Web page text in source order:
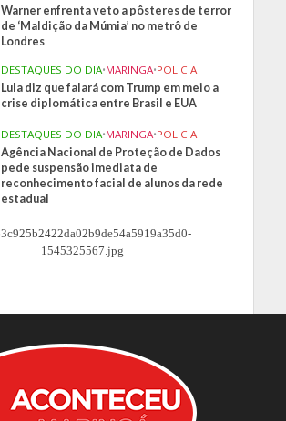
Warner enfrenta veto a pôsteres de terror
de ‘Maldição da Múmia’ no metrô de
Londres
DESTAQUES DO DIA•MARINGA•POLICIA
Lula diz que falará com Trump em meio a
crise diplomática entre Brasil e EUA
DESTAQUES DO DIA•MARINGA•POLICIA
Agência Nacional de Proteção de Dados
pede suspensão imediata de
reconhecimento facial de alunos da rede
estadual